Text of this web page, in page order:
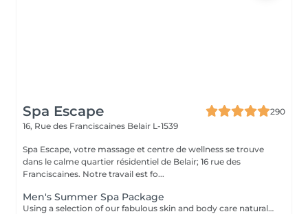
Spa Escape
290
16, Rue des Franciscaines Belair L-1539
Spa Escape, votre massage et centre de wellness se trouve
dans le calme quartier résidentiel de Belair; 16 rue des
Franciscaines. Notre travail est fo...
Men's Summer Spa Package
Using a selection of our fabulous skin and body care natural and organic products, we provide you with a Kanzu foot bath and massage while you sip on a thyme and cucumber Sparkling Water concoction (optional). Then feel the tension and stress melt away from your face, neck, shoulders and scalp as you lay back and experience an upper body massage followed by an intoxicating, hot-towel face treatment ending with a calming hair and scalp massage.